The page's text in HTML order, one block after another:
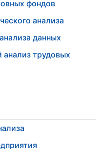
фондов
анализа
данных
трудовых